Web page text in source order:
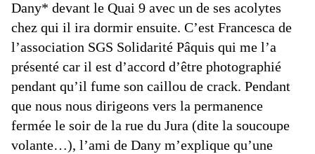
Dany* devant le Quai 9 avec un de ses acolytes
chez qui il ira dormir ensuite. C’est Francesca de
l’association SGS Solidarité Pâquis qui me l’a
présenté car il est d’accord d’être photographié
pendant qu’il fume son caillou de crack. Pendant
que nous nous dirigeons vers la permanence
fermée le soir de la rue du Jura (dite la soucoupe
volante…), l’ami de Dany m’explique qu’une